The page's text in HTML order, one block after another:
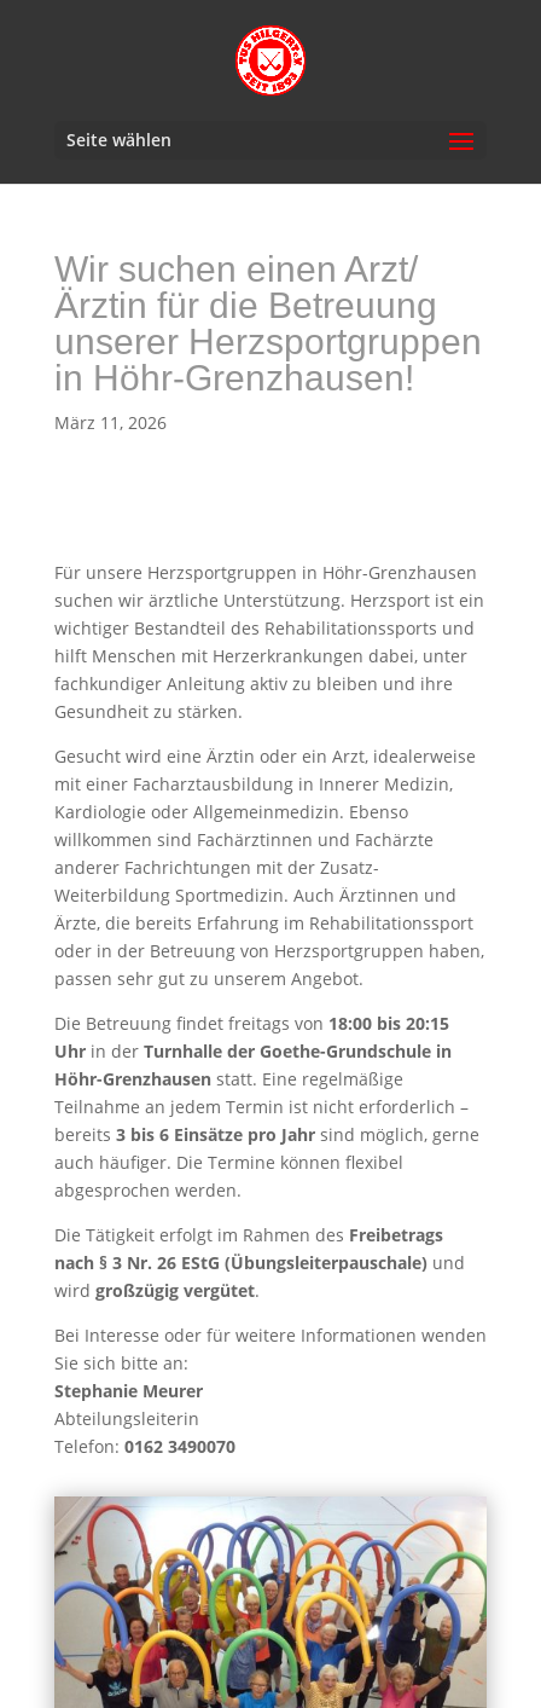
Seite wählen
Wir suchen einen Arzt/
Ärztin für die Betreuung
unserer Herzsportgruppen
in Höhr-Grenzhausen!
März 11, 2026
Für unsere Herzsportgruppen in Höhr-Grenzhausen
suchen wir ärztliche Unterstützung. Herzsport ist ein
wichtiger Bestandteil des Rehabilitationssports und
hilft Menschen mit Herzerkrankungen dabei, unter
fachkundiger Anleitung aktiv zu bleiben und ihre
Gesundheit zu stärken.
Gesucht wird eine Ärztin oder ein Arzt, idealerweise
mit einer Facharztausbildung in Innerer Medizin,
Kardiologie oder Allgemeinmedizin. Ebenso
willkommen sind Fachärztinnen und Fachärzte
anderer Fachrichtungen mit der Zusatz-
Weiterbildung Sportmedizin. Auch Ärztinnen und
Ärzte, die bereits Erfahrung im Rehabilitationssport
oder in der Betreuung von Herzsportgruppen haben,
passen sehr gut zu unserem Angebot.
Die Betreuung findet freitags von 18:00 bis 20:15
Uhr in der Turnhalle der Goethe-Grundschule in
Höhr-Grenzhausen statt. Eine regelmäßige
Teilnahme an jedem Termin ist nicht erforderlich –
bereits 3 bis 6 Einsätze pro Jahr sind möglich, gerne
auch häufiger. Die Termine können flexibel
abgesprochen werden.
Die Tätigkeit erfolgt im Rahmen des Freibetrags
nach § 3 Nr. 26 EStG (Übungsleiterpauschale) und
wird großzügig vergütet.
Bei Interesse oder für weitere Informationen wenden
Sie sich bitte an:
Stephanie Meurer
Abteilungsleiterin
Telefon: 0162 3490070